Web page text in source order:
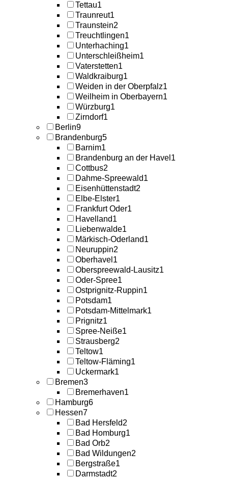
Tettau1
Traunreut1
Traunstein2
Treuchtlingen1
Unterhaching1
Unterschleißheim1
Vaterstetten1
Waldkraiburg1
Weiden in der Oberpfalz1
Weilheim in Oberbayern1
Würzburg1
Zirndorf1
Berlin9
Brandenburg5
Barnim1
Brandenburg an der Havel 1
Cottbus2
Dahme-Spreewald1
Eisenhüttenstadt2
Elbe-Elster1
Frankfurt Oder1
Havelland1
Liebenwalde1
Märkisch-Oderland1
Neuruppin2
Oberhavel 1
Oberspreewald-Lausitz1
Oder-Spree1
Ostprignitz-Ruppin1
Potsdam1
Potsdam-Mittelmark1
Prignitz1
Spree-Neiße1
Strausberg2
Teltow1
Teltow-Fläming1
Uckermark1
Bremen3
Bremerhaven1
Hamburg6
Hessen7
Bad Hersfeld2
Bad Homburg1
Bad Orb2
Bad Wildungen2
Bergstraße1
Darmstadt2